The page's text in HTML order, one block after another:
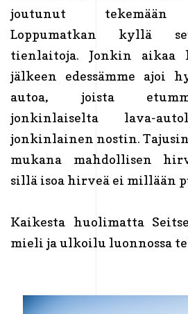
joutunut tekemään
Loppumatkan kyllä
tienlaitoja. Jonkin aikaa
jälkeen edessämme ajoi
autoa, joista
jonkinlaiselta lava-
jonkinlainen nostin.
mukana mahdollisen
sillä isoa hirveä ei millään
Kaikesta huolimatta
mieli ja ulkoilu luonnossa